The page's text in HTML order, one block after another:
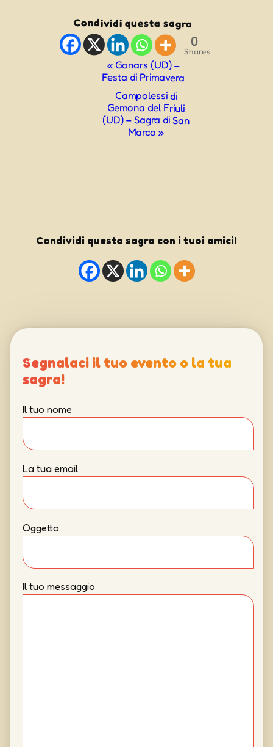
Condividi questa sagra
0
Shares
Navigazione
«Gonars (UD) –
Festa di Primavera
Campolessi di
Gemona del Friuli
(UD) – Sagra di San
Marco »
Condividi questa sagra con i tuoi amici!
Segnalaci il tuo evento o la tua
sagra!
Il tuo nome
La tua email
Oggetto
Il tuo messaggio